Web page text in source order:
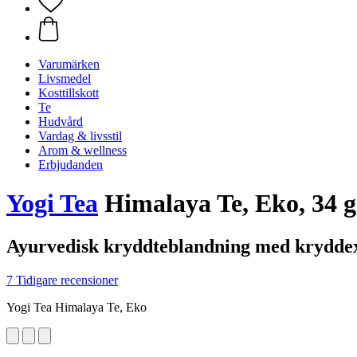
Varumärken
Livsmedel
Kosttillskott
Te
Hudvård
Vardag & livsstil
Arom & wellness
Erbjudanden
Yogi Tea Himalaya Te, Eko, 34 g
Ayurvedisk kryddteblandning med
7 Tidigare recensioner
Yogi Tea Himalaya Te, Eko